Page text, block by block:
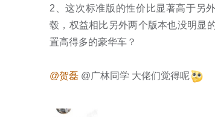
2、这次标准版的性价比显著高于另
毂，权益相比另外两个版本也没明显
置高得多的豪华车？
@贺磊 @广林同学 大佬们觉得呢